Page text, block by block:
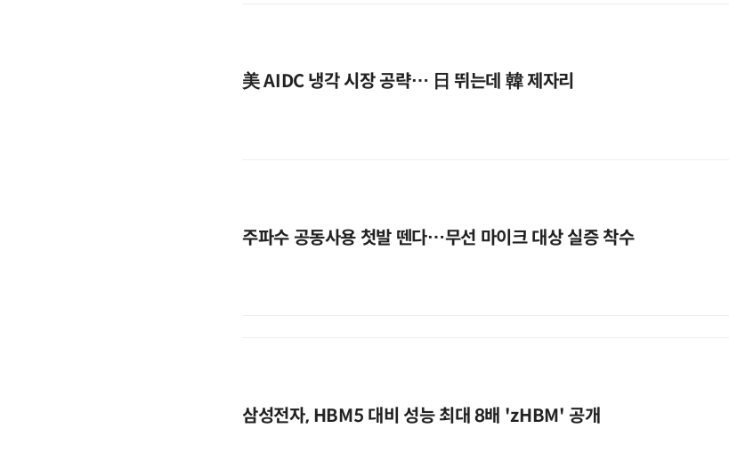
美 AIDC 냉각 시장 공략… 日 뛰는데 韓 제자리
주파수 공동사용 첫발 뗀다…무선 마이크 대상 실증 착수
삼성전자, HBM5 대비 성능 최대 8배 'zHBM' 공개